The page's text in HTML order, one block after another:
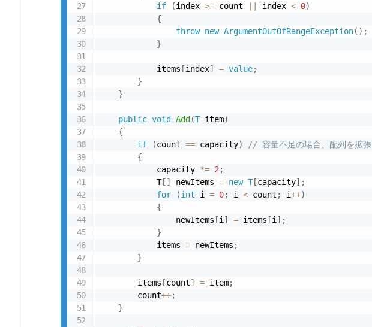
if
(index >= count || index < 0)
{
throw new ArgumentOutOfRangeException( ) ;
}
            items
[index] = value;
}
}
public void Add(T item)
{
if
(count == capacity)
// 容量不足の場合、配列を拡張
{
            capacity
*= 2 ;
            T
[ ] newItems = new T[capacity] ;
for
(int i = 0; i < count ; i++)
{
                newItems
[i ] = items [i ] ;
}
            items
= newItems ;
}
        items
[count] = item;
        count
++;
}